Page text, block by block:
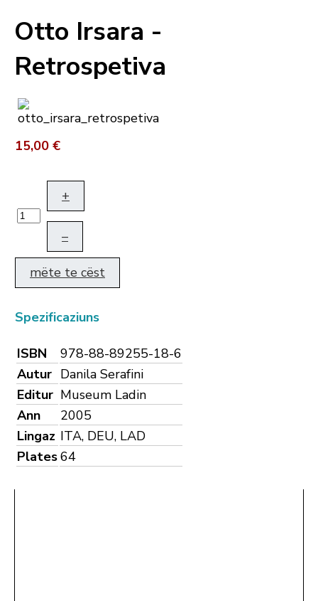
Otto Irsara -
Retrospetiva
15,00 €
+
–
mëte te cëst
Spezificaziuns
ISBN
978-88-89255-18-6
Autur Danila Serafini
Editur Museum Ladin
Ann
2005
Lingaz ITA, DEU, LAD
Plates64